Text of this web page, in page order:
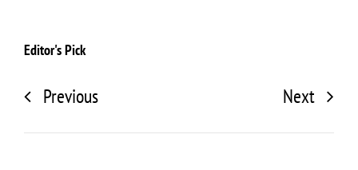
Editor's Pick
Previous Next